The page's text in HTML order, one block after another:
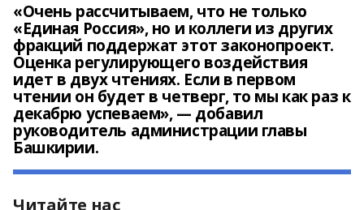
«Очень рассчитываем, что не только
«Единая Россия», но и коллеги из других
фракций поддержат этот законопроект.
Оценка регулирующего воздействия
идет в двух чтениях. Если в первом
чтении он будет в четверг, то мы как раз к
декабрю успеваем», — добавил
руководитель администрации главы
Башкирии.
Читайте нас